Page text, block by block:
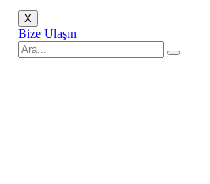
X
Bize Ulaşın